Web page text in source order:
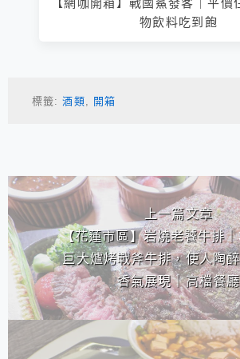
【網咖開箱】戰國鯊發客｜平價
物飲料吃到飽
標籤:酒類, 開箱
相連文章
上一篇文章
【花蓮市區】岩燒老饕牛排
巨大爐烤戰斧牛排，使人陶
香氣展現｜高檔餐廳